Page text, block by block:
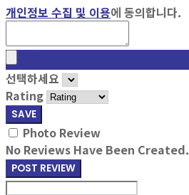
개인정보 수집 및 이용에 동의합니다.
선택하세요
Rating
SAVE
Photo Review
No Reviews Have Been Created.
POST REVIEW